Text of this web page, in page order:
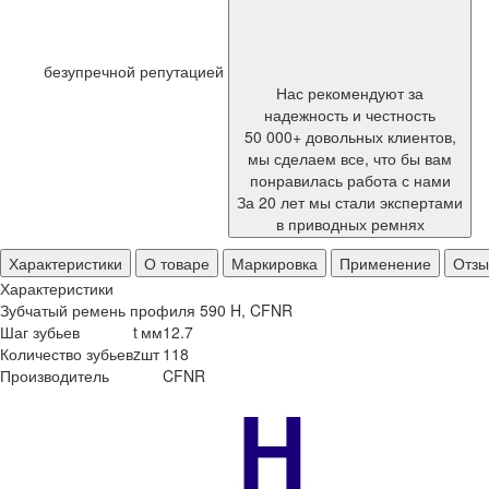
безупречной репутацией
Нас рекомендуют за
надежность и честность
50 000+ довольных клиентов,
мы сделаем все, что бы вам
понравилась работа с нами
За 20 лет мы стали экспертами
в приводных ремнях
Характеристики
О товаре Маркировка Применение
Характеристики
Зубчатый ремень профиля 590 H, CFNR
Шаг зубьев
t мм12.7
Количество зубьевzшт 118
Производитель
CFNR